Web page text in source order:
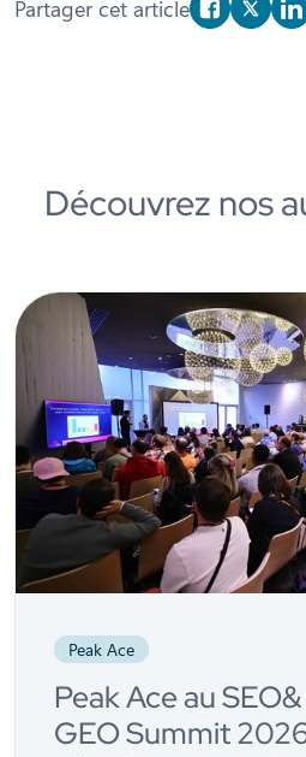
Partager cet article Partager
Découvrez nos
Peak Ace
Peak Ace au SEO&
GEO Summit